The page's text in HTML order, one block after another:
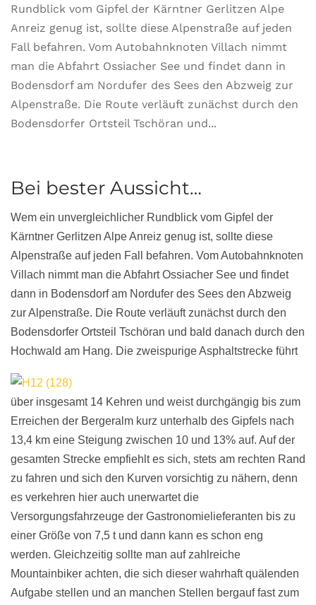
Rundblick vom Gipfel der Kärntner Gerlitzen Alpe
Anreiz genug ist, sollte diese Alpenstraße auf jeden
Fall befahren. Vom Autobahnknoten Villach nimmt
man die Abfahrt Ossiacher See und findet dann in
Bodensdorf am Nordufer des Sees den Abzweig zur
Alpenstraße. Die Route verläuft zunächst durch den
Bodensdorfer Ortsteil Tschöran und...
Bei bester Aussicht…
Wem ein unvergleichlicher Rundblick vom Gipfel der
Kärntner Gerlitzen Alpe Anreiz genug ist, sollte diese
Alpenstraße auf jeden Fall befahren. Vom Autobahnknoten
Villach nimmt man die Abfahrt Ossiacher See und findet
dann in Bodensdorf am Nordufer des Sees den Abzweig
zur Alpenstraße. Die Route verläuft zunächst durch den
Bodensdorfer Ortsteil Tschöran und bald danach durch den
Hochwald am Hang. Die zweispurige Asphaltstrecke führt
über insgesamt 14 Kehren und weist durchgängig bis zum
Erreichen der Bergeralm kurz unterhalb des Gipfels nach
13,4 km eine Steigung zwischen 10 und 13% auf. Auf der
gesamten Strecke empfiehlt es sich, stets am rechten Rand
zu fahren und sich den Kurven vorsichtig zu nähern, denn
es verkehren hier auch unerwartet die
Versorgungsfahrzeuge der Gastronomielieferanten bis zu
einer Größe von 7,5 t und dann kann es schon eng
werden. Gleichzeitig sollte man auf zahlreiche
Mountainbiker achten, die sich dieser wahrhaft quälenden
Aufgabe stellen und an manchen Stellen bergauf fast zum